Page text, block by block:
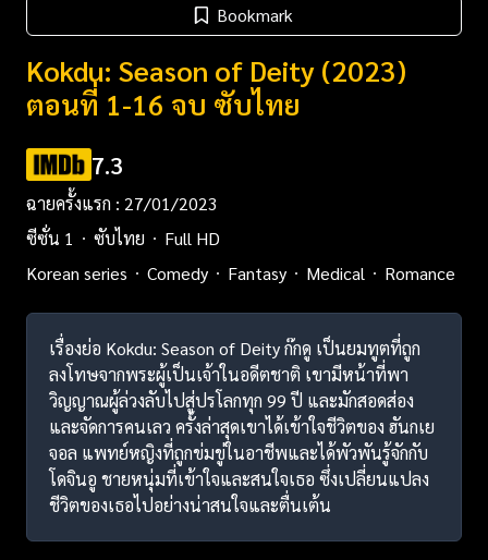
Bookmark
Kokdu: Season of Deity (2023)
ตอนที่ 1-16 จบ ซับไทย
7.3
ฉายครั้งแรก : 27/01/2023
ซีซั่น 1
ซับไทย
Full HD
Korean series
Comedy Fantasy Medical Romance
เรื่องย่อ Kokdu: Season of Deity ก๊กดู เป็นยมทูตที่ถูก
ลงโทษจากพระผู้เป็นเจ้าในอดีตชาติ เขามีหน้าที่พา
วิญญาณผู้ล่วงลับไปสู่ปรโลกทุก 99 ปี และมักสอดส่อง
และจัดการคนเลว ครั้งล่าสุดเขาได้เข้าใจชีวิตของ ฮันกเย
จอล แพทย์หญิงที่ถูกข่มขู่ในอาชีพและได้พัวพันรู้จักกับ
โดจินอู ชายหนุ่มที่เข้าใจและสนใจเธอ ซึ่งเปลี่ยนแปลง
ชีวิตของเธอไปอย่างน่าสนใจและตื่นเต้น